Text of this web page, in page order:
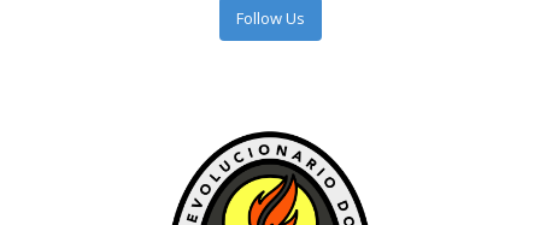
Follow Us